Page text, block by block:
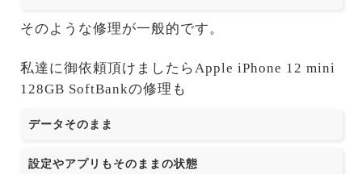
そのような修理が一般的です。
私達に御依頼頂けましたらApple iPhone 12 mini
128GB SoftBankの修理も
データそのまま
設定やアプリもそのままの状態